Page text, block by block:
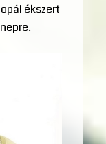
ékszert